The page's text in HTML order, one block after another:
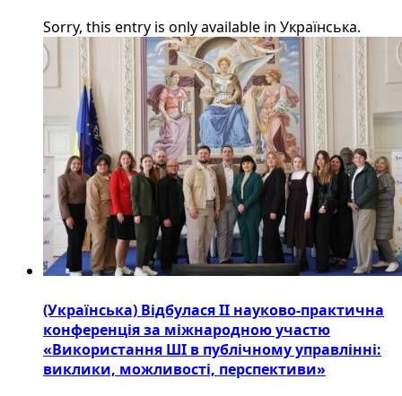
Sorry, this entry is only available in Українська.
(Українська) Відбулася ІІ науково-практична
конференція за міжнародною участю
«Використання ШІ в публічному управлінні:
виклики, можливості, перспективи»